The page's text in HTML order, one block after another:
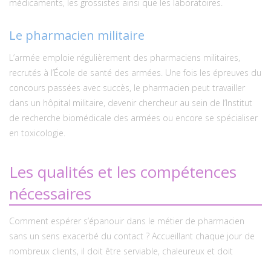
médicaments, les grossistes ainsi que les laboratoires.
Le pharmacien militaire
L’armée emploie régulièrement des pharmaciens militaires,
recrutés à l’École de santé des armées. Une fois les épreuves du
concours passées avec succès, le pharmacien peut travailler
dans un hôpital militaire, devenir chercheur au sein de l’Institut
de recherche biomédicale des armées ou encore se spécialiser
en toxicologie.
Les qualités et les compétences
nécessaires
Comment espérer s’épanouir dans le métier de pharmacien
sans un sens exacerbé du contact ? Accueillant chaque jour de
nombreux clients, il doit être serviable, chaleureux et doit